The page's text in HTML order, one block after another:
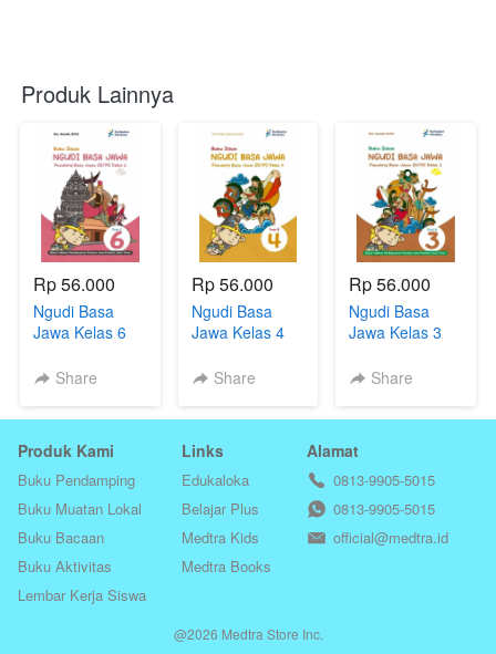
Produk Lainnya
Rp 56.000
Ngudi Basa
Jawa Kelas 6
Share
Rp 56.000
Ngudi Basa
Jawa Kelas 4
Share
Rp 56.000
Ngudi Basa
Jawa Kelas 3
Share
Produk Kami
Buku Pendamping
Buku Muatan Lokal
Buku Bacaan
Buku Aktivitas
Lembar Kerja Siswa
Links
Edukaloka
Belajar Plus
Medtra Kids
Medtra Books
Alamat
0813-9905-5015
0813-9905-5015
official@medtra.id
@2026 Medtra Store Inc.